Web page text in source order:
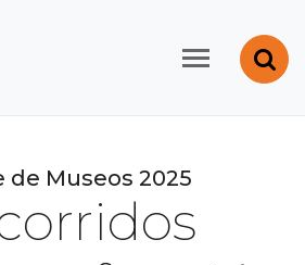
de Museos
de Museos 2025